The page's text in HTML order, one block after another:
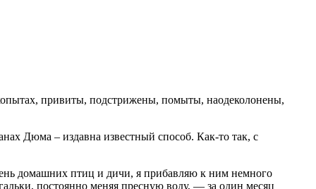
привиты, подстрижены, помыты, наодеколонены,
Дюма – издавна известный способ. Как-то так, с
домашних птиц и дичи, я прибавляю к ним немного
постоянно меняя пресную воду, — за один месяц